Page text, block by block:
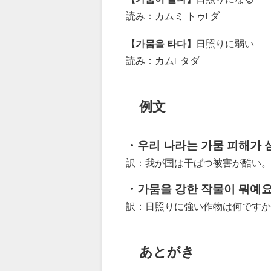
読み：カムミ トゥ
ダ
【가뭄을 타다】
日照りに弱い
読み：カム
タダ
例文
・우리 나라는 가뭄 피해가
訳：我が国は干ばつ被害が酷い。
・가뭄을 강한 작물이 뭐예
訳：日照りに強い作物は何ですか
あとがき